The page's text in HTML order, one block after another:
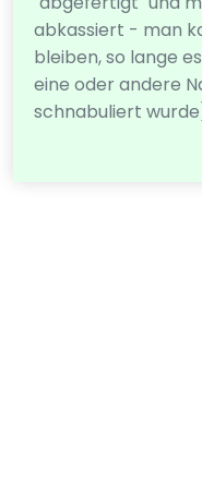
abkassiert - man
bleiben, so lange
eine oder andere
schnabuliert